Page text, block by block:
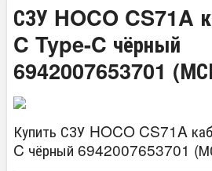
СЗУ HOCO CS71A
C Type-C чёрный
6942007653701
Купить СЗУ HOCO CS71A
C чёрный 6942007653701